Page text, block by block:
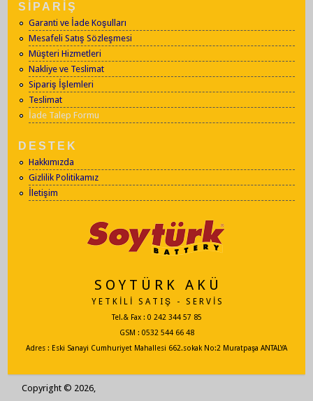
SİPARİŞ
Garanti ve İade Koşulları
Mesafeli Satış Sözleşmesi
Müşteri Hizmetleri
Nakliye ve Teslimat
Sipariş İşlemleri
Teslimat
İade Talep Formu
DESTEK
Hakkımızda
Gizlilik Politikamız
İletişim
S O Y T Ü R K A K Ü
Y E T K İ L İ S A T I Ş - S E R V İ S
Tel.& Fax : 0 242 344 57 85
GSM : 0532 544 66 48
Adres : Eski Sanayi Cumhuriyet Mahallesi 662.sokak No:2 Muratpaşa ANTALYA
Copyright © 2026,